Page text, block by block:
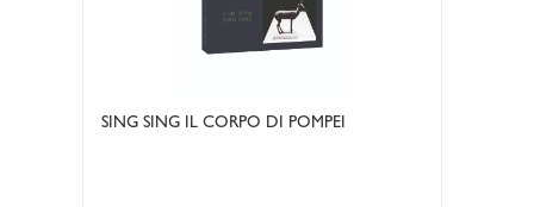
SING SING IL CORPO DI POMPEI